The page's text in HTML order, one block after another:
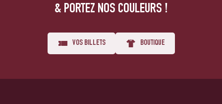
& PORTEZ NOS COULEURS !
VOS BILLETS BOUTIQUE